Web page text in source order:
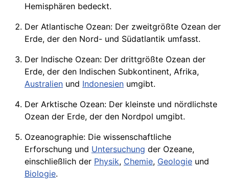
Hemisphären bedeckt.
Der Atlantische Ozean: Der zweitgrößte Ozean der
Erde, der den Nord- und Südatlantik umfasst.
Der Indische Ozean: Der drittgrößte Ozean der
Erde, der den Indischen Subkontinent, Afrika,
Australien und Indonesien umgibt.
Der Arktische Ozean: Der kleinste und nördlichste
Ozean der Erde, der den Nordpol umgibt.
Ozeanographie: Die wissenschaftliche
Erforschung und Untersuchung der Ozeane,
einschließlich der Physik, Chemie, Geologie und
Biologie.